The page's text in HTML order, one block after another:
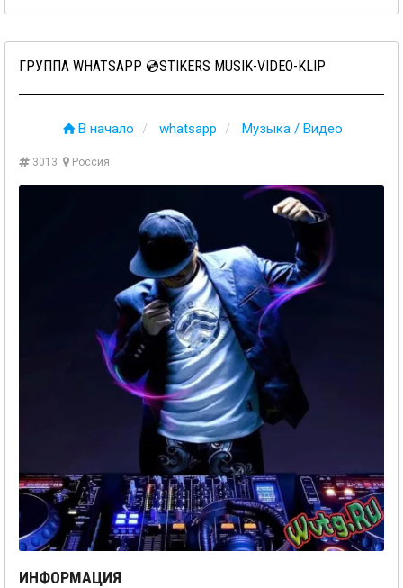
ГРУППА WHATSAPP 💿STIKERS MUSIK-VIDEO-KLIP
В начало whatsapp Музыка / Видео
3013 Россия
ИНФОРМАЦИЯ